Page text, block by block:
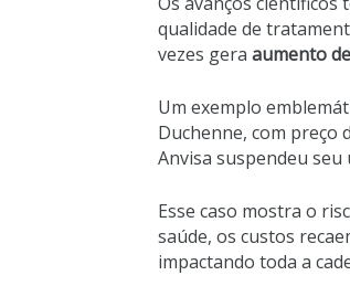
qualidade de
vezes gera aumento
Um exemplo
Duchenne, com preço
Anvisa suspendeu
Esse caso mostra o
saúde, os custos
impactando toda a